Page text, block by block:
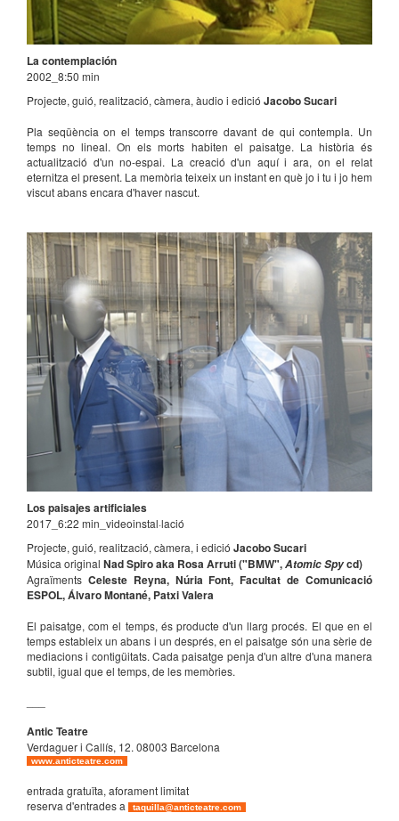
La contemplación
2002_8:50 min
Projecte, guió, realització, càmera, àudio i edició Jacobo Sucari
Pla seqüència on el temps transcorre davant de qui contempla. Un
temps no lineal. On els morts habiten el paisatge. La història és
actualització d'un no-espai. La creació d'un aquí i ara, on el relat
eternitza el present. La memòria teixeix un instant en què jo i tu i jo hem
viscut abans encara d'haver nascut.
Los paisajes artificiales
2017_6:22 min_videoinstal·lació
Projecte, guió, realització, càmera, i edició Jacobo Sucari
Música original Nad Spiro aka Rosa Arruti ("BMW",Atomic Spycd)
Agraïments Celeste Reyna, Núria Font, Facultat de Comunicació
ESPOL, Álvaro Montané, Patxi Valera
El paisatge, com el temps, és producte d'un llarg procés. El que en el
temps estableix un abans i un després, en el paisatge són una sèrie de
mediacions i contigüitats. Cada paisatge penja d'un altre d'una manera
subtil, igual que el temps, de les memòries.
Antic Teatre
Verdaguer i Callís, 12. 08003 Barcelona
www.anticteatre.com
entrada gratuïta, aforament limitat
reserva d'entrades a
taquilla@anticteatre.com